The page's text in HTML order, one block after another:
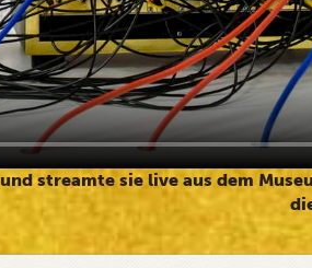
streamte sie live aus dem